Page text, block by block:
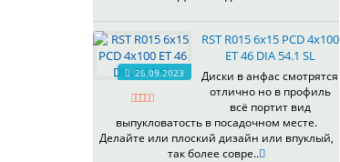
26.09.2023
RST R015 6x15 PCD 4x100
ET 46 DIA 54.1 SL
Диски в анфас смотрятся
отлично но в профиль
всё портит вид
выпукловатость в посадочном месте.
Делайте или плоский дизайн или впуклый,
так более совре..